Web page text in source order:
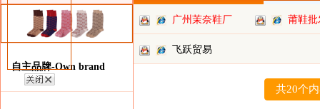
自主品牌-Own brand
广州茉奈鞋厂 莆鞋批
飞跃贸易
共20个